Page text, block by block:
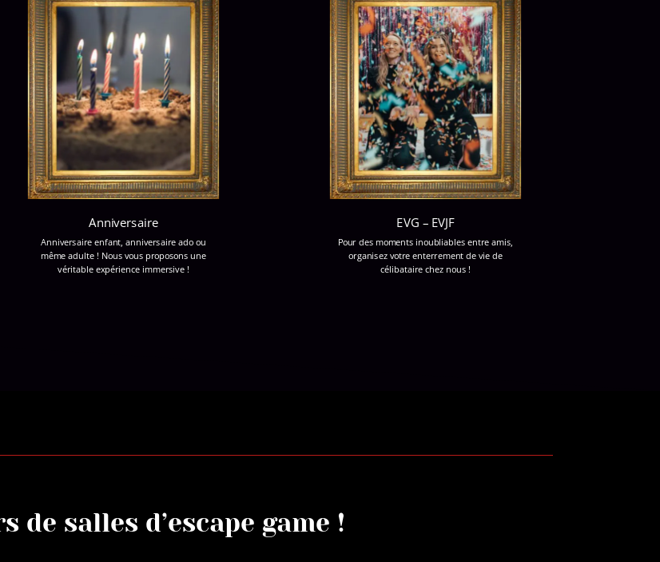
Anniversaire
Anniversaire enfant, anniversaire ado ou
même adulte ! Nous vous proposons une
véritable expérience immersive !
EVG – EVJF
Pour des moments inoubliables entre amis,
organisez votre enterrement de vie de
célibataire chez nous !
de salles d’escape game !